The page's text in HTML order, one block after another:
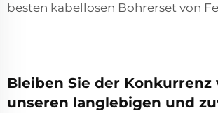
besten kabellosen Bohrerset von
Bleiben Sie der Konkurrenz
unseren langlebigen und